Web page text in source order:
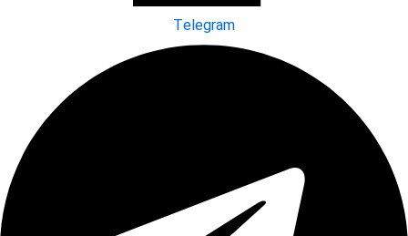
Telegram